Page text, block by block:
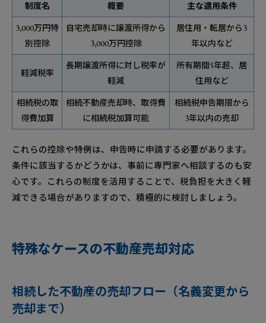
制度名 概要 主な適用条件
3,000万円特
別控除
自宅売却時に譲渡所得から
3,000万円控除
居住用・転居から3
年以内など
軽減税率
長期譲渡所得に対し税率が
軽減
所有期間5年超、居
住用など
相続税の取
得費加算
相続不動産売却時、取得費
に相続税加算可能
相続税申告期限から
3年以内の売却
これらの控除や特例は、申告時に申請する必要があります。
条件に該当するかどうかは、事前に専門家へ相談するのも安
心です。これらの制度を活用することで、税負担を大きく軽
減できる場合がありますので、積極的に検討しましょう。
特殊なケースの不動産売却対応
相続した不動産の売却フロー（名義変更から
売却まで）